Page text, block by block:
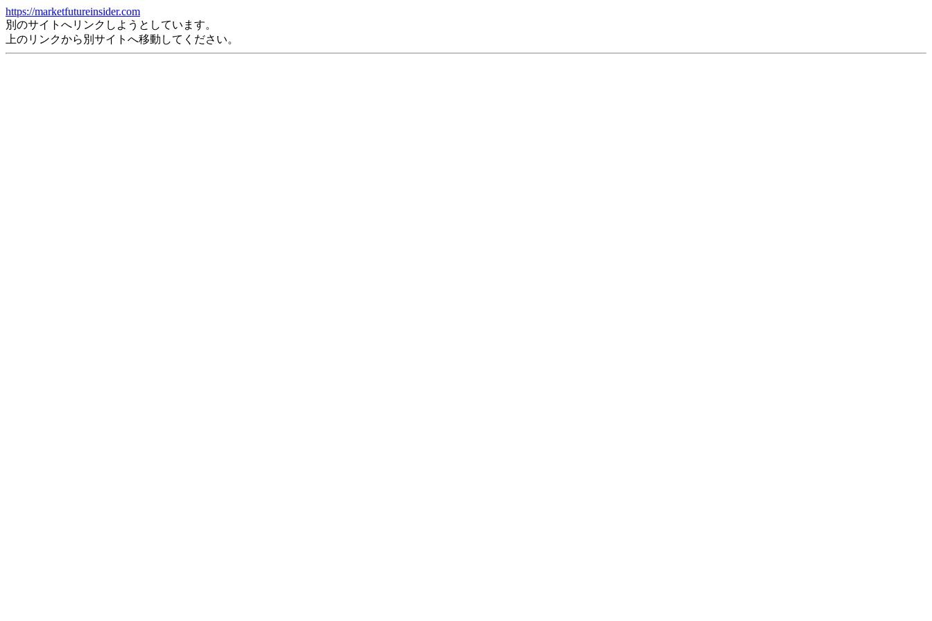
https://marketfutureinsider.com
別のサイトへリンクしようとしています。
上のリンクから別サイトへ移動してください。